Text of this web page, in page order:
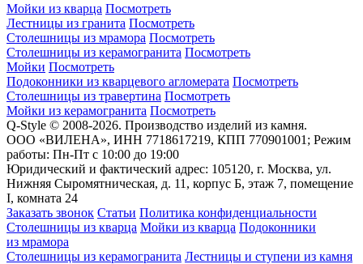
Мойки из кварца Посмотреть
Лестницы из гранита Посмотреть
Столешницы из мрамора Посмотреть
Столешницы из керамогранита Посмотреть
Мойки Посмотреть
Подоконники из кварцевого агломерата Посмотреть
Столешницы из травертина Посмотреть
Мойки из керамогранита Посмотреть
Q-Style © 2008-2026. Производство изделий из камня.
ООО «ВИЛЕНА», ИНН 7718617219, КПП 770901001; Режим
работы: Пн-Пт с 10:00 до 19:00
Юридический и фактический адрес: 105120, г. Москва, ул.
Нижняя Сыромятническая, д. 11, корпус Б, этаж 7, помещение
I, комната 24
Заказать звонок Статьи Политика конфиденциальности
Столешницы из кварца Мойки из кварца Подоконники
из мрамора
Столешницы из керамогранита Лестницы и ступени из камня